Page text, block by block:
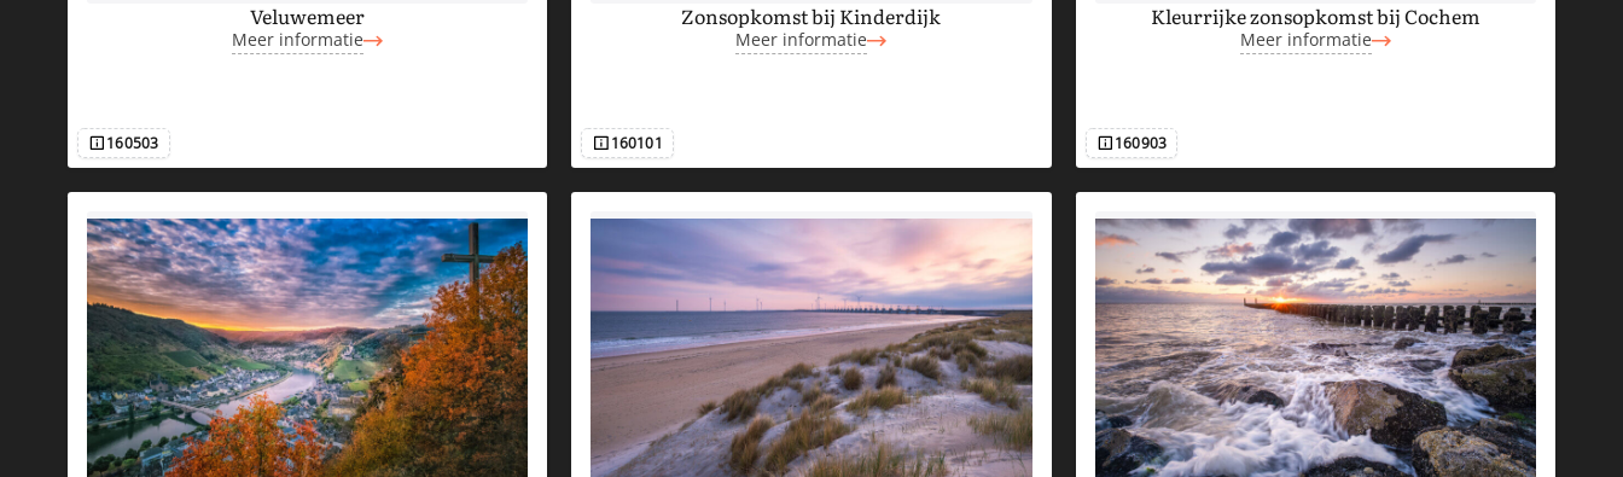
Veluwemeer
Meer informatie
Afbeeldingsnummer
160503
Zonsopkomst bij Kinderdijk
Meer informatie
Afbeeldingsnummer
160101
Kleurrijke zonsopkomst bij Cochem
Meer informatie
Afbeeldingsnummer
160903